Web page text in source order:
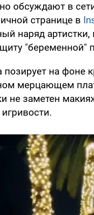
обсуждают в
странице в
наряд
"беременной"
на фоне
мерцающем
не заметен